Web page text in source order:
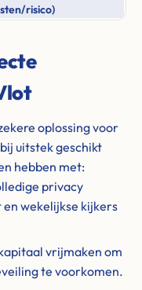
risico)
oplossing voor
uitstek geschikt
hebben met:
privacy
wekelijkse kijkers
vrijmaken om
te voorkomen.